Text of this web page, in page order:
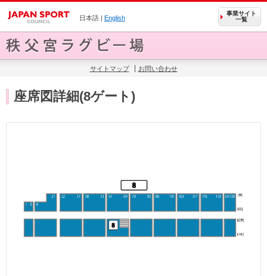
日本語 | English
事業サイト
一覧
サイトマップ お問い合わせ
座席図詳細(8ゲート)